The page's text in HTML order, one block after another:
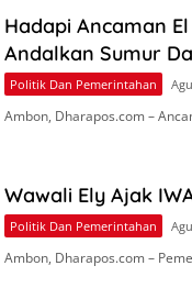
Hadapi Ancaman
Andalkan Sumur
Politik Dan Pemerintahan
Ambon, Dharapos.com –
Wawali Ely Ajak
Politik Dan Pemerintahan
Ambon, Dharapos.com –